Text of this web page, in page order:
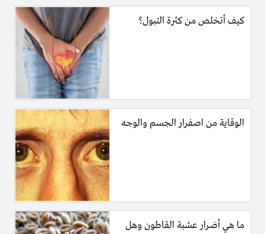
كيف أتخلص من كثرة التبول؟
الوقاية من اصفرار الجسم والوجه
ما هي أضرار عشبة القاطون وهل